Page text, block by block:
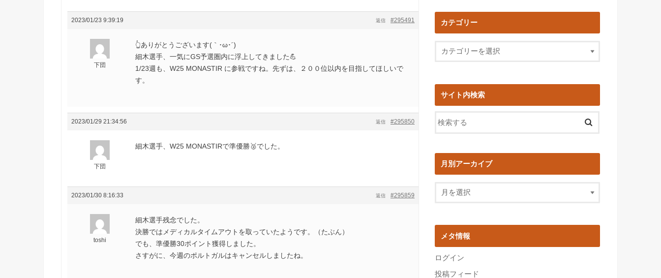
2023/01/23 9:39:19 #295491
返信
下団
👆ありがとうございます(｀･ω･´)ゞ
細木選手、一気にGS予選圏内に浮上してきました💪
1/23週も、W25 MONASTIR に参戦ですね。先ずは、２００位以内を目指してほしいで
す。
2023/01/29 21:34:56 #295850
返信
下団
細木選手、W25 MONASTIRで準優勝🥈でした。
2023/01/30 8:16:33 #295859
返信
toshi
細木選手残念でした。
決勝ではメディカルタイムアウトを取っていたようです。（たぶん）
でも、準優勝30ポイント獲得しました。
さすがに、今週のポルトガルはキャンセルしましたね。
カテゴリー
サイト内検索
月別アーカイブ
メタ情報
ログイン
投稿フィード